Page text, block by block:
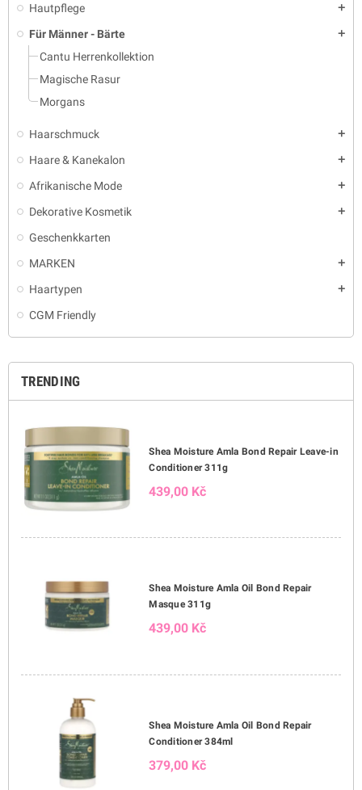
Hautpflege add
Für Männer - Bärte add
Cantu Herrenkollektion
Magische Rasur
Morgans
Haarschmuck add
Haare & Kanekalon add
Afrikanische Mode add
Dekorative Kosmetik add
Geschenkkarten
MARKEN
add
Haartypen add
CGM Friendly
TRENDING
Shea Moisture Amla Bond Repair Leave-in
Conditioner 311g
439,00 Kč
Shea Moisture Amla Oil Bond Repair
Masque 311g
439,00 Kč
Shea Moisture Amla Oil Bond Repair
Conditioner 384ml
379,00 Kč